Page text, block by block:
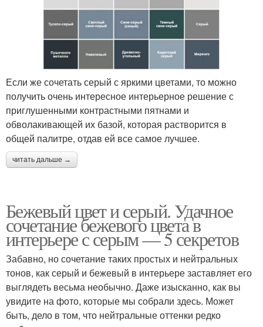
Если же сочетать серый с яркими цветами, то можно
получить очень интересное интерьерное решение с
приглушенными контрастными пятнами и
обволакивающей их базой, которая растворится в
общей палитре, отдав ей все самое лучшее.
читать дальше →
Бежевый цвет и серый. Удачное
сочетание бежевого цвета в
интерьере с серым — 5 секретов
Забавно, но сочетание таких простых и нейтральных
тонов, как серый и бежевый в интерьере заставляет его
выглядеть весьма необычно. Даже изысканно, как вы
увидите на фото, которые мы собрали здесь. Может
быть, дело в том, что нейтральные оттенки редко